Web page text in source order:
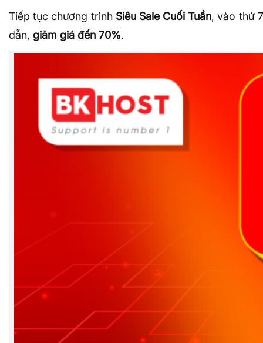
Tiếp tục chương trình Siêu Sale Cuối Tuần, vào thứ
dẫn, giảm giá đến 70%.